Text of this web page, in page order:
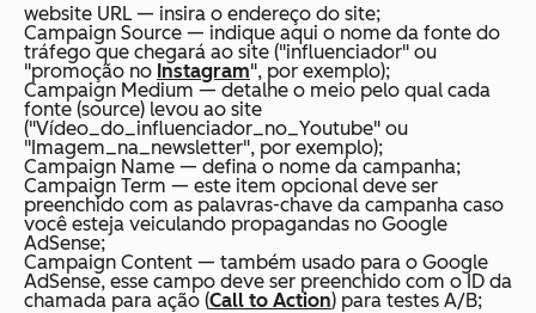
website URL — insira o endereço do site;
Campaign Source — indique aqui o nome da fonte do
tráfego que chegará ao site ("influenciador" ou
"promoção no Instagram", por exemplo);
Campaign Medium — detalhe o meio pelo qual cada
fonte (source) levou ao site
("Vídeo_do_influenciador_no_Youtube" ou
"Imagem_na_newsletter", por exemplo);
Campaign Name — defina o nome da campanha;
Campaign Term — este item opcional deve ser
preenchido com as palavras-chave da campanha caso
você esteja veiculando propagandas no Google
AdSense;
Campaign Content — também usado para o Google
AdSense, esse campo deve ser preenchido com o ID da
chamada para ação (Call to Action) para testes A/B;